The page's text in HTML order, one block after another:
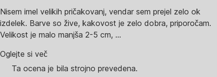
Nisem imel velikih pričakovanj, vendar sem prejel zelo ok
izdelek. Barve so žive, kakovost je zelo dobra, priporočam.
Velikost je malo manjša 2-5 cm, ...
Oglejte si več
Ta ocena je bila strojno prevedena.